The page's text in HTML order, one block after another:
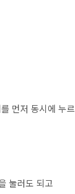
먼저 동시에 누
눌러도 되고